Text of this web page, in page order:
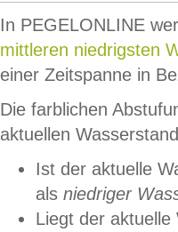
In PEGELONLINE
mittleren niedrigsten
einer Zeitspanne in
Die farblichen
aktuellen
Ist der aktuelle
als niedriger
Liegt der